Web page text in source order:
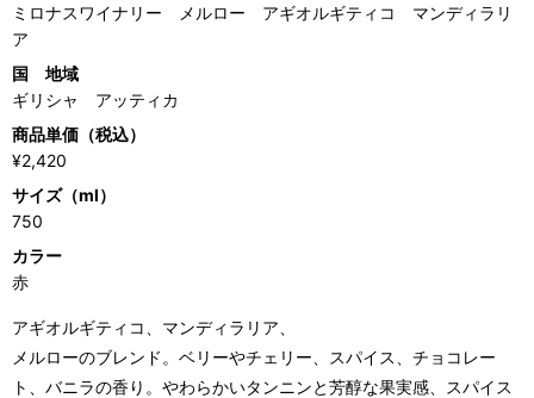
ミロナスワイナリー メルロー アギオルギティコ マンディラリ
ア
国 地域
ギリシャ アッティカ
商品単価（税込）
¥2,420
サイズ（ml）
750
カラー
赤
アギオルギティコ、マンディラリア、
メルローのブレンド。ベリーやチェリー、スパイス、チョコレー
ト、バニラの香り。やわらかいタンニンと芳醇な果実感、スパイス